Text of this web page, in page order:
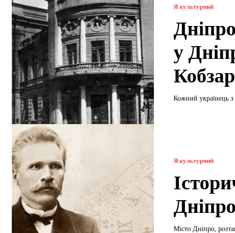
Я культурний
у
Кожний українець з
Я культурний
Місто Дніпро,